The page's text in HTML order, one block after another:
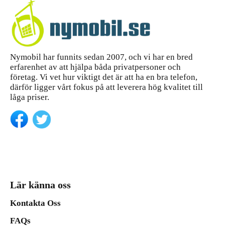
Nymobil har funnits sedan 2007, och vi har en bred
erfarenhet av att hjälpa båda privatpersoner och
företag. Vi vet hur viktigt det är att ha en bra telefon,
därför ligger vårt fokus på att leverera hög kvalitet till
låga priser.
Lär känna oss
Kontakta Oss
FAQs